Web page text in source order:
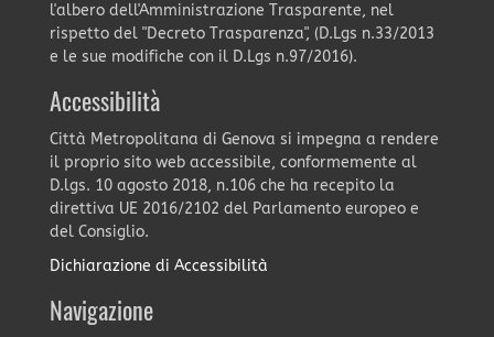
l'albero dell'Amministrazione Trasparente, nel
rispetto del "Decreto Trasparenza", (D.Lgs n.33/2013
e le sue modifiche con il D.Lgs n.97/2016).
Accessibilità
Città Metropolitana di Genova si impegna a rendere
il proprio sito web accessibile, conformemente al
D.lgs. 10 agosto 2018, n.106 che ha recepito la
direttiva UE 2016/2102 del Parlamento europeo e
del Consiglio.
Dichiarazione di Accessibilità
Navigazione